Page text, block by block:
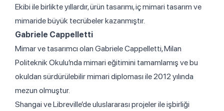
Ekibi ile birlikte yıllardır, ürün tasarımı, iç mimari tasarım ve
mimaride büyük tecrübeler kazanmıştır.
Gabriele Cappelletti
Mimar ve tasarımcı olan Gabriele Cappelletti, Milan
Politeknik Okulu’nda mimari eğitimini tamamlamış ve bu
okuldan sürdürülebilir mimari diploması ile 2012 yılında
mezun olmuştur.
Shangai ve Libreville’de uluslararası projeler ile işbirliği